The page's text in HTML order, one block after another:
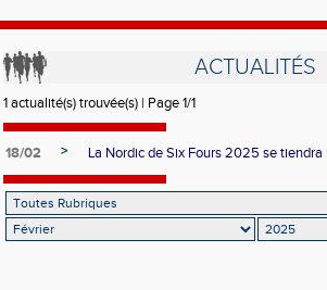
ACTUALITÉS
1 actualité(s) trouvée(s) | Page 1/1
18/02 > La Nordic de Six Fours 2025 se